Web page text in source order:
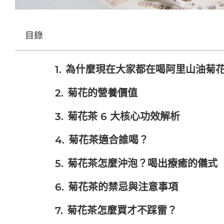
目錄
為什麼現在大家都在喝阿里山油菊
菊花的營養價值
菊花茶 6 大核心功效解析
菊花茶適合誰喝？
菊花茶怎麼沖泡？喝出療癒的儀式
菊花茶的禁忌與注意事項
菊花茶怎麼買才不踩雷？